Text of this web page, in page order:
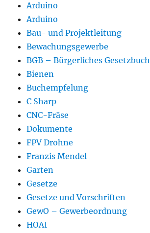
Arduino
Arduino
Bau- und Projektleitung
Bewachungsgewerbe
BGB – Bürgerliches Gesetzbuch
Bienen
Buchempfelung
C Sharp
CNC-Fräse
Dokumente
FPV Drohne
Franzis Mendel
Garten
Gesetze
Gesetze und Vorschriften
GewO – Gewerbeordnung
HOAI